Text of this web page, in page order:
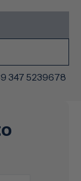
347 5239678